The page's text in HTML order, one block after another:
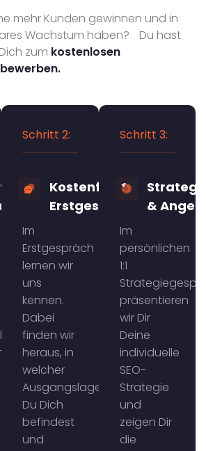
mehr Kunden gewinnen und in
Wachstum haben? Du hast
zum kostenlosen
Schritt 2:
Kostenfreies
Erstgespräch
Im
Erstgespräch
lernen wir
uns
kennen.
Dabei
finden wir
heraus, in
welcher
Ausgangslage
Du Dich
befindest
und
Schritt 3:
&
Im
persönlichen
1:1
präsentieren
wir Dir
Deine
individuelle
SEO-
Strategie
und
zeigen Dir
die